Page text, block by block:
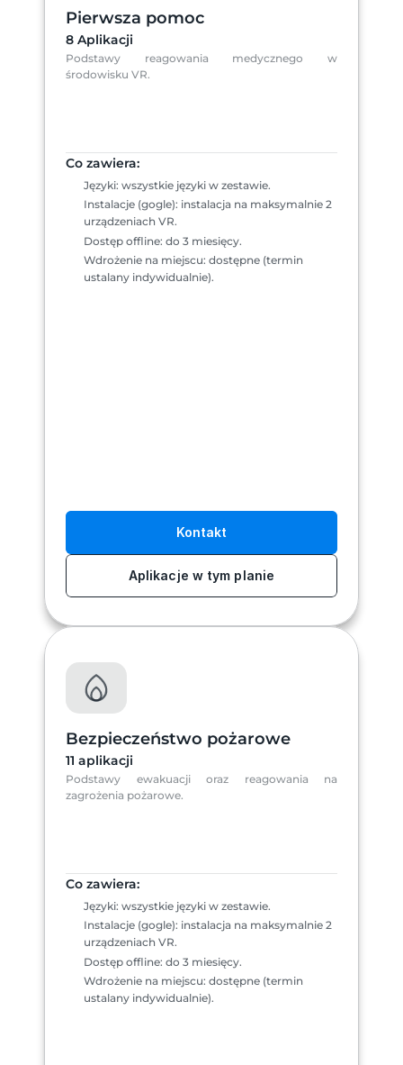
Pierwsza pomoc
8 Aplikacji
Podstawy reagowania medycznego w
środowisku VR.
Co zawiera:
Języki: wszystkie języki w zestawie.
Instalacje (gogle): instalacja na maksymalnie 2
urządzeniach VR.
Dostęp offline: do 3 miesięcy.
Wdrożenie na miejscu: dostępne (termin
ustalany indywidualnie).
Kontakt
Aplikacje w tym planie
Bezpieczeństwo pożarowe
11 aplikacji
Podstawy ewakuacji oraz reagowania na
zagrożenia pożarowe.
Co zawiera:
Języki: wszystkie języki w zestawie.
Instalacje (gogle): instalacja na maksymalnie 2
urządzeniach VR.
Dostęp offline: do 3 miesięcy.
Wdrożenie na miejscu: dostępne (termin
ustalany indywidualnie).